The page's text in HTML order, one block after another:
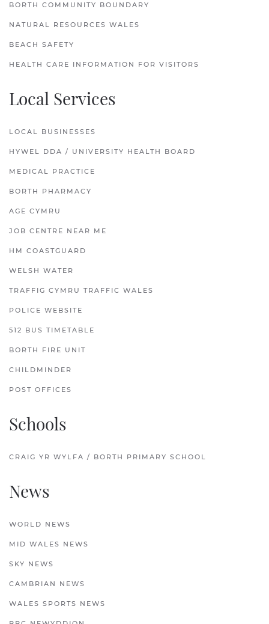
BORTH COMMUNITY BOUNDARY
NATURAL RESOURCES WALES
BEACH SAFETY
HEALTH CARE INFORMATION FOR VISITORS
Local Services
LOCAL BUSINESSES
HYWEL DDA / UNIVERSITY HEALTH BOARD
MEDICAL PRACTICE
BORTH PHARMACY
AGE CYMRU
JOB CENTRE NEAR ME
HM COASTGUARD
WELSH WATER
TRAFFIG CYMRU TRAFFIC WALES
POLICE WEBSITE
512 BUS TIMETABLE
BORTH FIRE UNIT
CHILDMINDER
POST OFFICES
Schools
CRAIG YR WYLFA / BORTH PRIMARY SCHOOL
News
WORLD NEWS
MID WALES NEWS
SKY NEWS
CAMBRIAN NEWS
WALES SPORTS NEWS